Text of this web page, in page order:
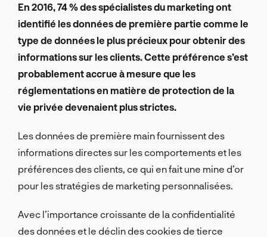
En 2016, 74 % des spécialistes du marketing ont
identifié les données de première partie comme le
type de données le plus précieux pour obtenir des
informations sur les clients. Cette préférence s’est
probablement accrue à mesure que les
réglementations en matière de protection de la
vie privée devenaient plus strictes.
Les données de première main fournissent des
informations directes sur les comportements et les
préférences des clients, ce qui en fait une mine d’or
pour les stratégies de marketing personnalisées.
Avec l’importance croissante de la confidentialité
des données et le déclin des cookies de tierce